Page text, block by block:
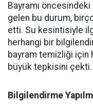
Bayramı
gelen bu durum,
etti. Su kesintisiyle
herhangi bir
bayram temizliği için
büyük tepkisini çekti.
Bilgilendirme